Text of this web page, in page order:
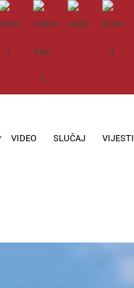
VIDEO SLUČAJ VIJESTI